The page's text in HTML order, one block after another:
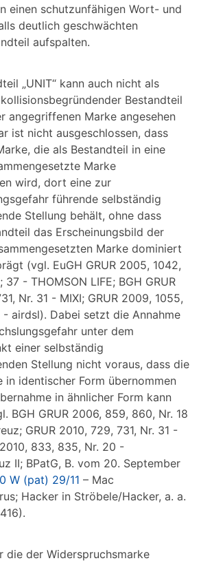
einen schutzunfähigen Wort- und
deutlich geschwächten
aufspalten.
„UNIT“ kann auch nicht als
Bestandteil
angegriffenen Marke angesehen
ist nicht ausgeschlossen, dass
die als Bestandteil in eine
Marke
wird, dort eine zur
führende selbständig
Stellung behält, ohne dass
das Erscheinungsbild der
Marke dominiert
(vgl. EuGH GRUR 2005, 1042,
37 - THOMSON LIFE; BGH GRUR
Nr. 31 - MIXI; GRUR 2009, 1055,
- airdsl). Dabei setzt die Annahme
unter dem
einer selbständig
Stellung nicht voraus, dass die
in identischer Form übernommen
in ähnlicher Form kann
BGH GRUR 2006, 859, 860, Nr. 18
GRUR 2010, 729, 731, Nr. 31 -
2010, 833, 835, Nr. 20 -
II; BPatG, B. vom 20. September
W (pat) 29/11 – Mac
Hacker in Ströbele/Hacker, a. a.
die der Widerspruchsmarke